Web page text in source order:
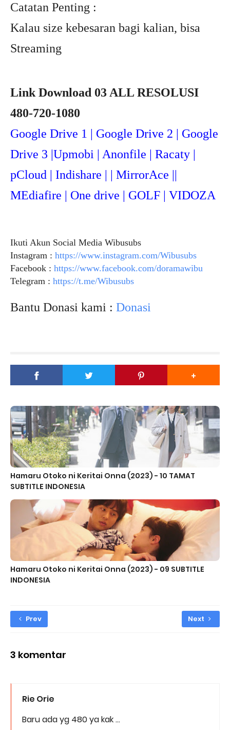
Catatan Penting :
Kalau size kebesaran bagi kalian, bisa
Streaming
Link Download 03 ALL RESOLUSI
480-720-1080
Google Drive 1 | Google Drive 2 | Google
Drive 3 |Upmobi | Anonfile | Racaty |
pCloud | Indishare | | MirrorAce ||
MEdiafire | One drive | GOLF | VIDOZA
Ikuti Akun Social Media Wibusubs
Instagram : https://www.instagram.com/Wibusubs
Facebook : https://www.facebook.com/doramawibu
Telegram : https://t.me/Wibusubs
Bantu Donasi kami : Donasi
Hamaru Otoko ni Keritai Onna (2023) - 10 TAMAT
SUBTITLE INDONESIA
Hamaru Otoko ni Keritai Onna (2023) - 09 SUBTITLE
INDONESIA
Prev Next
3 komentar
Rie Orie
Baru ada yg 480 ya kak ...